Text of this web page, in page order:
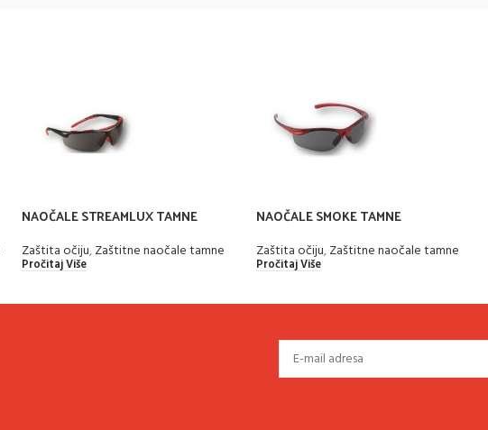
NAOČALE STREAMLUX TAMNE
Zaštita očiju,Zaštitne naočale tamne
Pročitaj Više
NAOČALE SMOKE TAMNE
Zaštita očiju,Zaštitne naočale tamne
Pročitaj Više